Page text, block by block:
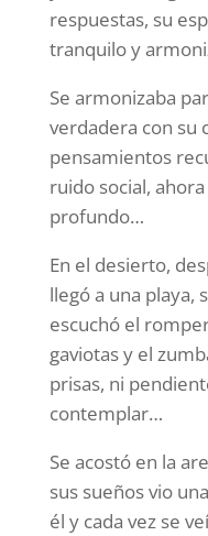
respuestas, su
tranquilo y
Se armonizaba
verdadera con su
pensamientos
ruido social,
profundo…
En el desierto,
llegó a una playa,
escuchó el
gaviotas y el
prisas, ni
contemplar…
Se acostó en la
sus sueños vio
él y cada vez se